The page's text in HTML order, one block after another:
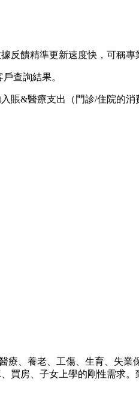
反饋精準更新速度快，可稱專
查詢結果。
賬&醫療支出（門診/住院的
、養老、工傷、生育、失
房、子女上學的剛性需求。